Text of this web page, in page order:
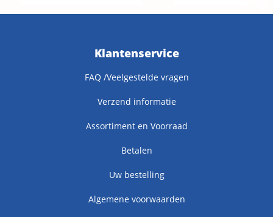
Klantenservice
FAQ /Veelgestelde vragen
Verzend informatie
Assortiment en Voorraad
Betalen
Uw bestelling
Algemene voorwaarden